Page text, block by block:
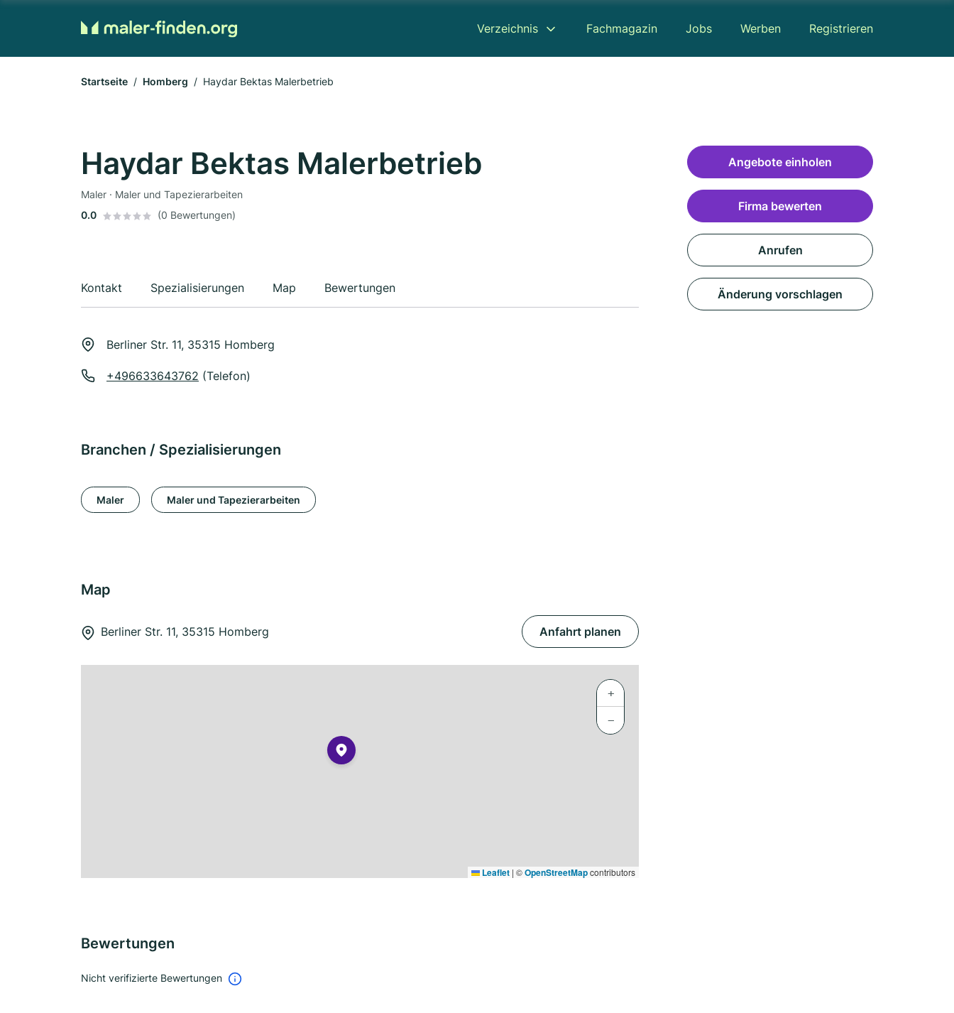
Verzeichnis Fachmagazin Jobs Werben Registrieren
Startseite Homberg Haydar Bektas Malerbetrieb
Haydar Bektas Malerbetrieb
Maler · Maler und Tapezierarbeiten
0.0
(0 Bewertungen)
Kontakt Spezialisierungen Map Bewertungen
Berliner Str. 11, 35315 Homberg
+496633643762 (Telefon)
Branchen / Spezialisierungen
Maler Maler und Tapezierarbeiten
Map
Berliner Str. 11, 35315 Homberg Anfahrt planen
+
−
Leaflet | ©OpenStreetMapcontributors
Bewertungen
Nicht verifizierte Bewertungen
Angebote einholen
Firma bewerten
Anrufen
Änderung vorschlagen